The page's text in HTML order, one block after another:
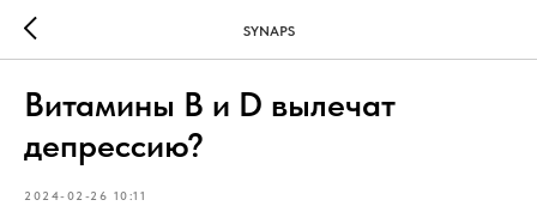
SYNAPS
Витамины B и D вылечат
депрессию?
2024-02-26 10:11